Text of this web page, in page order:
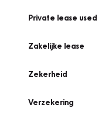
Private lease used
Zakelijke lease
Zekerheid
Verzekering